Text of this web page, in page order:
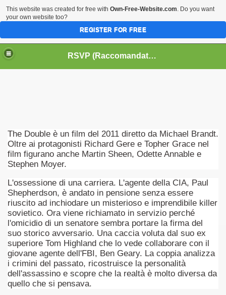
HOME BIOGRAFIE
CINEMA
DATABASE LIBRI
LIBRI
MUSICA
RSVP (Raccomandati Se Vi Piacciono)
The Double è un film del 2011 diretto da Michael Brandt.
Oltre ai protagonisti Richard Gere e Topher Grace nel
film figurano anche Martin Sheen, Odette Annable e
Stephen Moyer.
L'ossessione di una carriera. L'agente della CIA, Paul
Shepherdson, è andato in pensione senza essere
riuscito ad inchiodare un misterioso e imprendibile killer
sovietico. Ora viene richiamato in servizio perché
l'omicidio di un senatore sembra portare la firma del
suo storico avversario. Una caccia voluta dal suo ex
superiore Tom Highland che lo vede collaborare con il
giovane agente dell'FBI, Ben Geary. La coppia analizza
i crimini del passato, ricostruisce la personalità
dell'assassino e scopre che la realtà è molto diversa da
quello che si pensava.
edizione del Premio Strega.
non piu esordiente, bensi ampiamente radicato nel
l'esordio enigmatico e avvincente di Marcello
This website was created for free with Own-Free-Website.com. Do you want
your own website too?
REGISTER FOR FREE